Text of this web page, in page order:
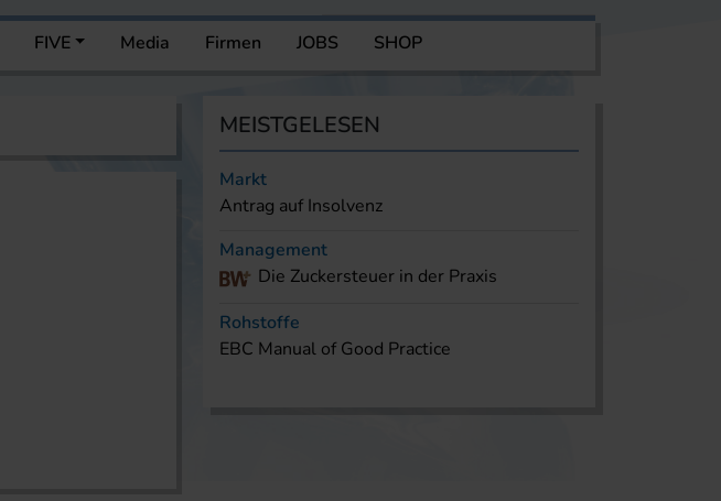
FIVE Media Firmen JOBS SHOP
MEISTGELESEN
Markt
Antrag auf Insolvenz
Management
Die Zuckersteuer in der Praxis
Rohstoffe
EBC Manual of Good Practice